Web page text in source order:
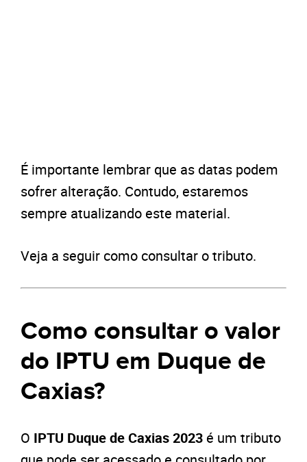
É importante lembrar que as datas podem
sofrer alteração. Contudo, estaremos
sempre atualizando este material.
Veja a seguir como consultar o tributo.
Como consultar o valor
do IPTU em Duque de
Caxias?
O IPTU Duque de Caxias 2023 é um tributo